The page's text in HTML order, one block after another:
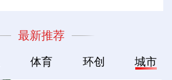
最新推荐
体育 环创 城市